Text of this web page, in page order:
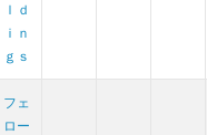
ｌｄ
ｉｎ
ｇｓ
フェ
ロー